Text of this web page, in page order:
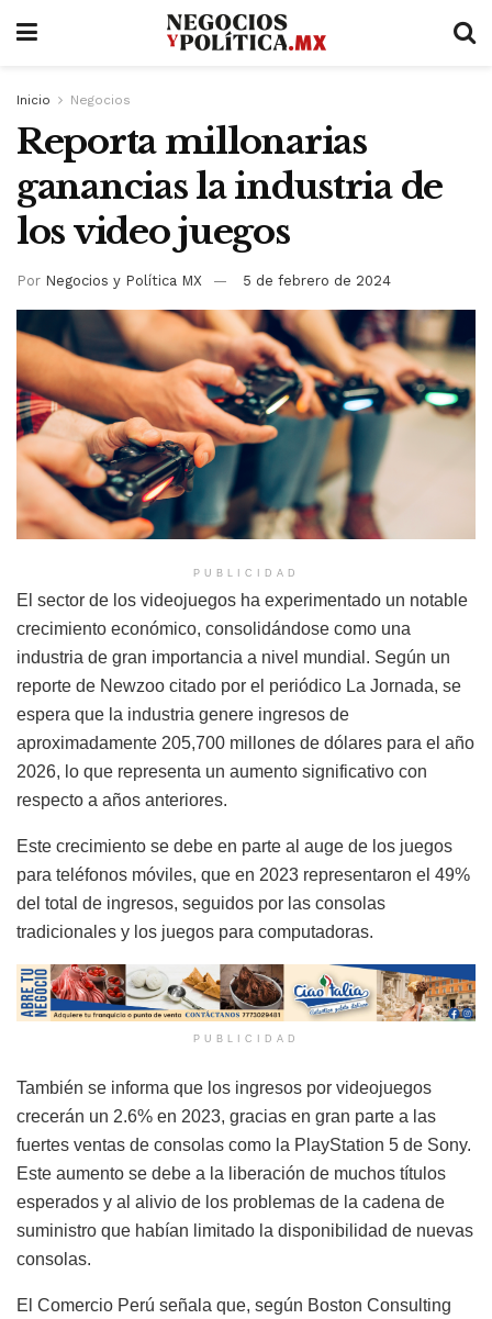
Inicio Negocios
Reporta millonarias
ganancias la industria de
los video juegos
Por Negocios y Política MX 5 de febrero de 2024
PUBLICIDAD
El sector de los videojuegos ha experimentado un notable
crecimiento económico, consolidándose como una
industria de gran importancia a nivel mundial. Según un
reporte de Newzoo citado por el periódico La Jornada, se
espera que la industria genere ingresos de
aproximadamente 205,700 millones de dólares para el año
2026, lo que representa un aumento significativo con
respecto a años anteriores.
Este crecimiento se debe en parte al auge de los juegos
para teléfonos móviles, que en 2023 representaron el 49%
del total de ingresos, seguidos por las consolas
tradicionales y los juegos para computadoras.
PUBLICIDAD
También se informa que los ingresos por videojuegos
crecerán un 2.6% en 2023, gracias en gran parte a las
fuertes ventas de consolas como la PlayStation 5 de Sony.
Este aumento se debe a la liberación de muchos títulos
esperados y al alivio de los problemas de la cadena de
suministro que habían limitado la disponibilidad de nuevas
consolas.
El Comercio Perú señala que, según Boston Consulting